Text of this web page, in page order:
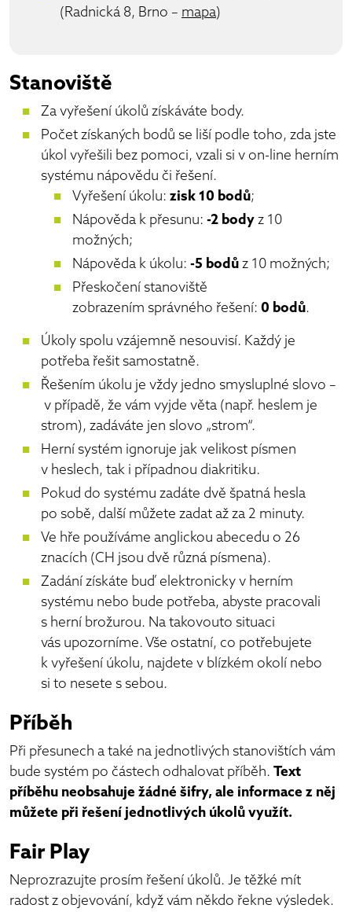
(Radnická 8, Brno – mapa)
Stanoviště
Za vyřešení úkolů získáváte body.
Počet získaných bodů se liší podle toho, zda jste
úkol vyřešili bez pomoci, vzali si v on-line herním
systému nápovědu či řešení.
Vyřešení úkolu: zisk 10 bodů;
Nápověda k přesunu: -2 body z 10
možných;
Nápověda k úkolu: -5 bodů z 10 možných;
Přeskočení stanoviště
zobrazením správného řešení: 0 bodů.
Úkoly spolu vzájemně nesouvisí. Každý je
potřeba řešit samostatně.
Řešením úkolu je vždy jedno smysluplné slovo –
v případě, že vám vyjde věta (např. heslem je
strom), zadáváte jen slovo „strom“.
Herní systém ignoruje jak velikost písmen
v heslech, tak i případnou diakritiku.
Pokud do systému zadáte dvě špatná hesla
po sobě, další můžete zadat až za 2 minuty.
Ve hře používáme anglickou abecedu o 26
znacích (CH jsou dvě různá písmena).
Zadání získáte buď elektronicky v herním
systému nebo bude potřeba, abyste pracovali
s herní brožurou. Na takovouto situaci
vás upozorníme. Vše ostatní, co potřebujete
k vyřešení úkolu, najdete v blízkém okolí nebo
si to nesete s sebou.
Příběh
Při přesunech a také na jednotlivých stanovištích vám
bude systém po částech odhalovat příběh. Text
příběhu neobsahuje žádné šifry, ale informace z něj
můžete při řešení jednotlivých úkolů využít.
Fair Play
Neprozrazujte prosím řešení úkolů. Je těžké mít
radost z objevování, když vám někdo řekne výsledek.